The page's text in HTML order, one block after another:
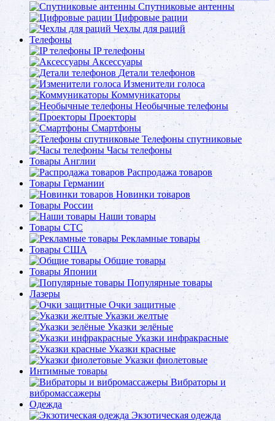
Спутниковые антенны
Цифровые рации
Чехлы для раций
Телефоны
IP телефоны
Аксессуары
Детали телефонов
Изменители голоса
Коммуникаторы
Необычные телефоны
Проекторы
Смартфоны
Телефоны спутниковые
Часы телефоны
Товары Англии
Распродажа товаров
Товары Германии
Новинки товаров
Товары России
Наши товары
Товары СТС
Рекламные товары
Товары США
Общие товары
Товары Японии
Популярные товары
Лазеры
Очки защитные
Указки желтые
Указки зелёные
Указки инфракрасные
Указки красные
Указки фиолетовые
Интимные товары
Вибраторы и
вибромассажеры
Одежда
Экзотическая одежда